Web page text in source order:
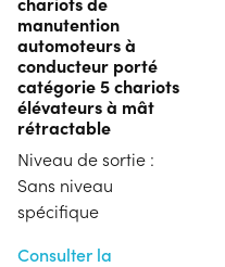
manutention
automoteurs à
conducteur porté
catégorie 5 chariots
élévateurs à mât
rétractable
Niveau de sortie :
Sans niveau
spécifique
Consulter la